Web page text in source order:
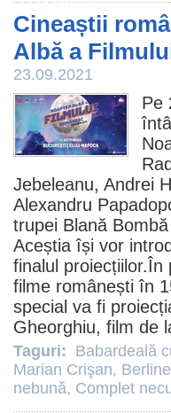
Cineaștii
Albă a
23.09.2021
Pe
Jebeleanu, Andrei
Alexandru
trupei Blană
Aceștia își vor
finalul
filme românești în
special va fi
Gheorghiu, film de
Taguri: Babardeală
Marian Crişan,
nebună, Complet